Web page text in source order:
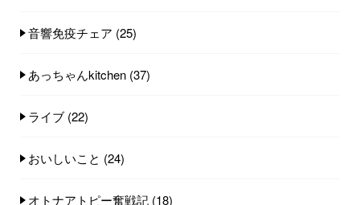
音響免疫チェア (25)
あっちゃんkitchen (37)
ライブ (22)
おいしいこと (24)
オトナアトピー奮戦記 (18)